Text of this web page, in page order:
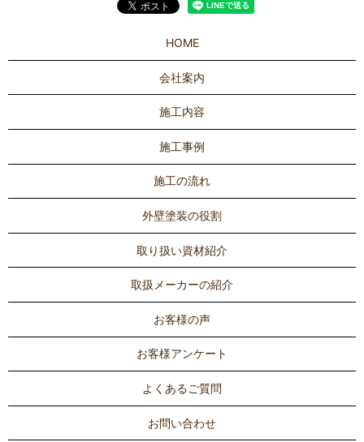
HOME
会社案内
施工内容
施工事例
施工の流れ
外壁塗装の役割
取り扱い資材紹介
取扱メーカーの紹介
お客様の声
お客様アンケート
よくあるご質問
お問い合わせ